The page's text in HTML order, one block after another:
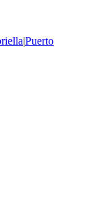
|Puerto